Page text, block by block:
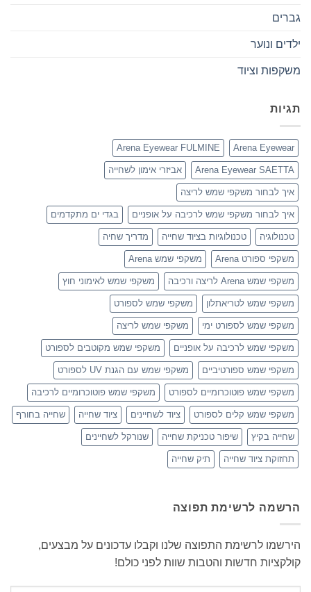
גברים
ילדים ונוער
משקפות וציוד
תגיות
Arena Eyewear
Arena Eyewear FULMINE
Arena Eyewear SAETTA אביזרי אימון לשחייה
איך לבחור משקפי שמש לריצה
איך לבחור משקפי שמש לרכיבה על אופניים בגדי ים מתקדמים
טכנולוגיה טכנולוגיות בציוד שחייה מדריך שחיה
משקפי ספורט Arena משקפי שמש Arena
משקפי שמש Arena לריצה ורכיבה משקפי שמש לאימוני חוץ
משקפי שמש לטריאתלון משקפי שמש לספורט
משקפי שמש לספורט ימי משקפי שמש לריצה
משקפי שמש לרכיבה על אופניים משקפי שמש מקוטבים לספורט
משקפי שמש ספורטיביים משקפי שמש עם הגנת UV לספורט
משקפי שמש פוטוכרומיים לספורט משקפי שמש פוטוכרומיים לרכיבה
משקפי שמש קלים לספורט ציוד לשחיינים ציוד שחייה שחייה בחורף
שחייה בקיץ שיפור טכניקת שחייה שנורקל לשחיינים
תחזוקת ציוד שחייה תיק שחייה
הרשמה לרשימת תפוצה
הירשמו לרשימת התפוצה שלנו וקבלו עדכונים על מבצעים,
קולקציות חדשות והטבות שוות לפני כולם!